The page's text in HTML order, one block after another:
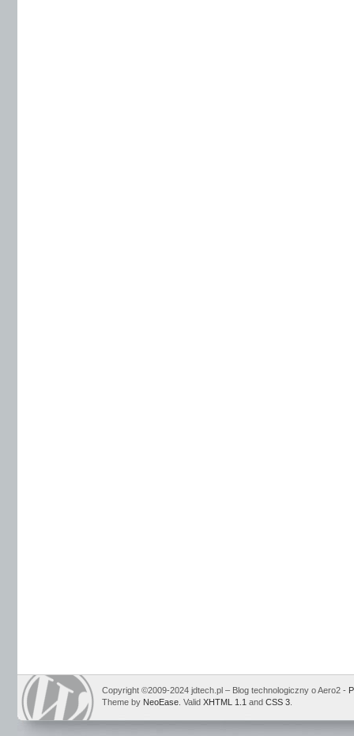
Copyright ©2009-2024 jdtech.pl – Blog technologiczny o Aero2 -
Theme by NeoEase . Valid XHTML 1.1 and CSS 3